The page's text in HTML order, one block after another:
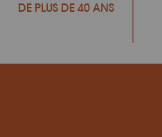
DE PLUS DE 40 ANS